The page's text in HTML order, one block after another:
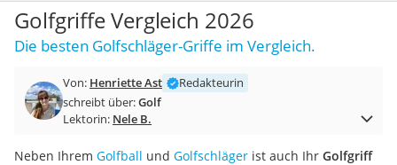
Metalldetektor
Eufab-Fahrradträger
Trampolin 366 cm
Aluminium-Koffer
Futterboot
E-Bike-Dreirad
Golfgriffe Vergleich 2026
Die besten Golfschläger-Griffe im Vergleich.
Von: Henriette Ast
Redakteurin
schreibt über:Golf
Lektorin: Nele B.
Neben Ihrem Golfball und Golfschläger ist auch Ihr Golfgriff